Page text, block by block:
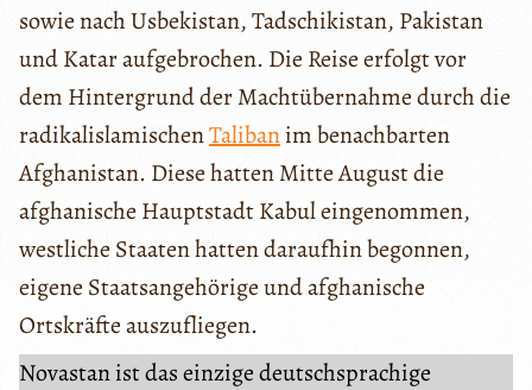
sowie nach Usbekistan, Tadschikistan, Pakistan
und Katar aufgebrochen. Die Reise erfolgt vor
dem Hintergrund der Machtübernahme durch die
radikalislamischenTalibanim benachbarten
Afghanistan. Diese hatten Mitte August die
afghanische Hauptstadt Kabul eingenommen,
westliche Staaten hatten daraufhin begonnen,
eigene Staatsangehörige und afghanische
Ortskräfte auszufliegen.
Novastan ist das einzige deutschsprachige